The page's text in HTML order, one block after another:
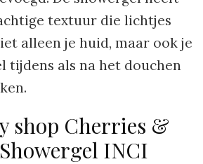
textuur die lichtjes
alleen je huid, maar ook je
tijdens als na het douchen
shop Cherries &
INCI